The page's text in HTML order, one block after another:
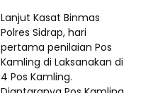
Lanjut Kasat Binmas
Polres Sidrap, hari
pertama penilaian Pos
Kamling di Laksanakan di
4 Pos Kamling.